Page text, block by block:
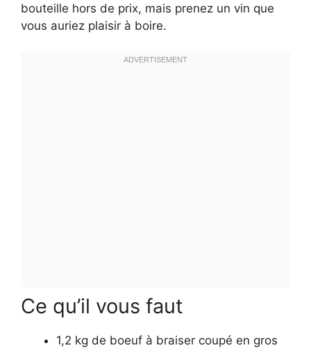
bouteille hors de prix, mais prenez un vin que
vous auriez plaisir à boire.
Ce qu’il vous faut
1,2 kg de boeuf à braiser coupé en gros